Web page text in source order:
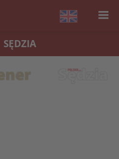
SĘDZIA